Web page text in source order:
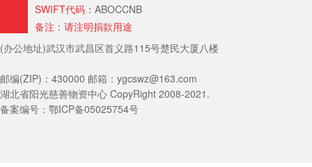
SWIFT代码： ABOCCNB
备注：请注明捐款用途
(办公地址)武汉市武昌区首义路115号楚民大厦八楼
邮编(ZIP)：430000 邮箱：ygcswz@163.com
湖北省阳光慈善物资中心 CopyRight 2008-2021.
备案编号：鄂ICP备05025754号